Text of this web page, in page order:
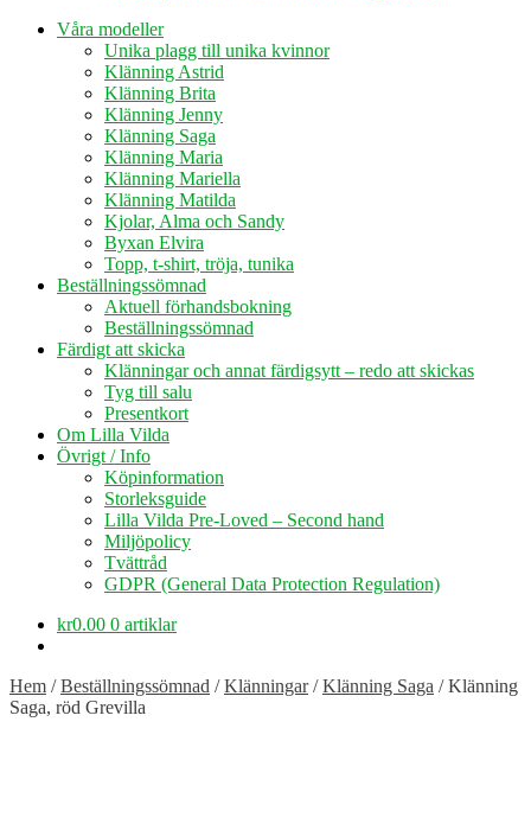
Våra modeller
Unika plagg till unika kvinnor
Klänning Astrid
Klänning Brita
Klänning Jenny
Klänning Saga
Klänning Maria
Klänning Mariella
Klänning Matilda
Kjolar, Alma och Sandy
Byxan Elvira
Topp, t-shirt, tröja, tunika
Beställningssömnad
Aktuell förhandsbokning
Beställningssömnad
Färdigt att skicka
Klänningar och annat färdigsytt – redo att skickas
Tyg till salu
Presentkort
Om Lilla Vilda
Övrigt / Info
Köpinformation
Storleksguide
Lilla Vilda Pre-Loved – Second hand
Miljöpolicy
Tvättråd
GDPR (General Data Protection Regulation)
kr0.00 0 artiklar
Hem /Beställningssömnad /Klänningar/Klänning Saga /Klänning
Saga, röd Grevilla